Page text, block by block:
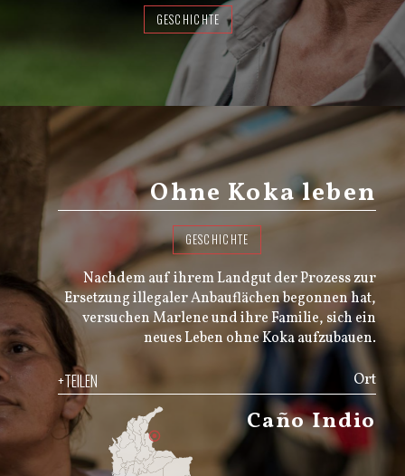
GESCHICHTE
Ohne Koka leben
GESCHICHTE
Nachdem auf ihrem Landgut der Prozess zur
Ersetzung illegaler Anbauflächen begonnen hat,
versuchen Marlene und ihre Familie, sich ein
neues Leben ohne Koka aufzubauen.
Ort
+TEILEN
Caño Indio